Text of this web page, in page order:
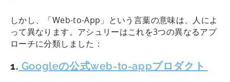
しかし、「Web-to-App」という言葉の意味は、人によ
って異なります。アシュリーはこれを3つの異なるアプ
ローチに分類しました：
1. Googleの公式web-to-appプロダクト